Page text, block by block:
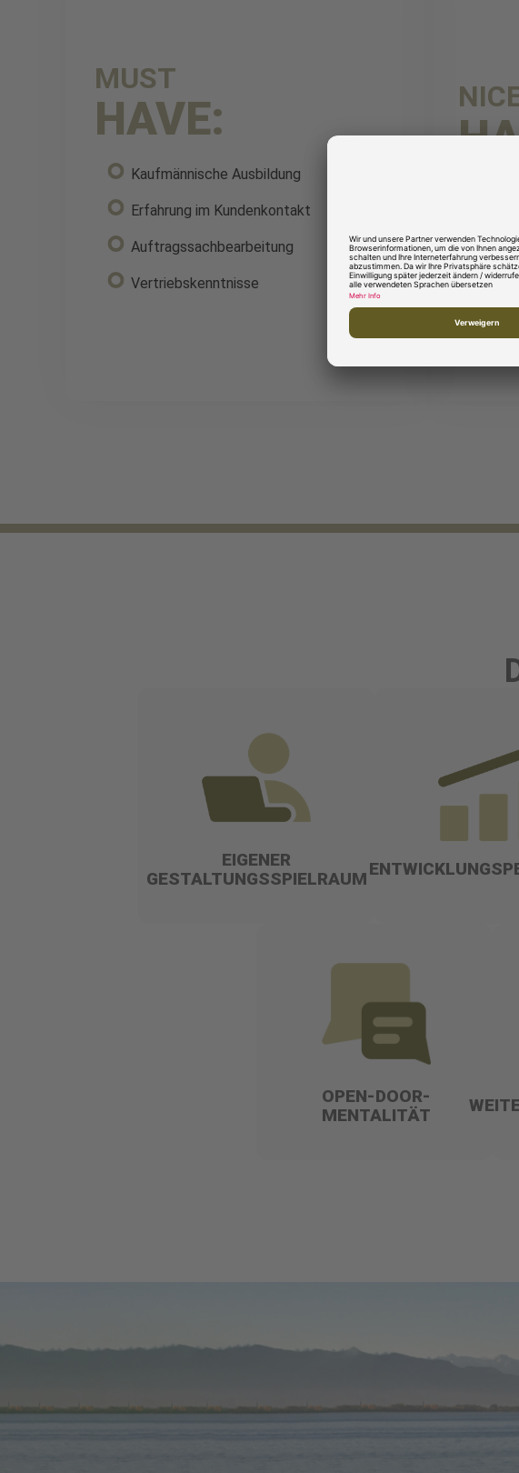
MUST
HAVE:
Kaufmännische Ausbildung
Erfahrung im Kundenkontakt
Auftragssachbearbeitung
Vertriebskenntnisse
EIGENER
GESTALTUNGSSPIELRAUM
OPEN-DOOR-
MENTALITÄT